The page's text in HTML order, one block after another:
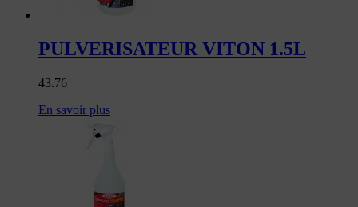
PULVERISATEUR VITON 1.5L
43.76
En savoir plus